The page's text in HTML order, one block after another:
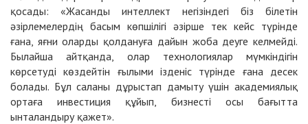
қосады: «Жасанды интеллект негізіндегі біз білетін
әзірлемелердің басым көпшілігі әзірше тек кейс түрінде
ғана, яғни оларды қолдануға дайын жоба деуге келмейді.
Былайша айтқанда, олар технологиялар мүмкіндігін
көрсетуді көздейтін ғылыми ізденіс түрінде ғана десек
болады. Бұл саланы дұрыстап дамыту үшін академиялық
ортаға инвестиция құйып, бизнесті осы бағытта
ынталандыру қажет».